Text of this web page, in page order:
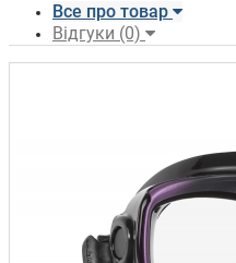
Все про товар
Відгуки (0)